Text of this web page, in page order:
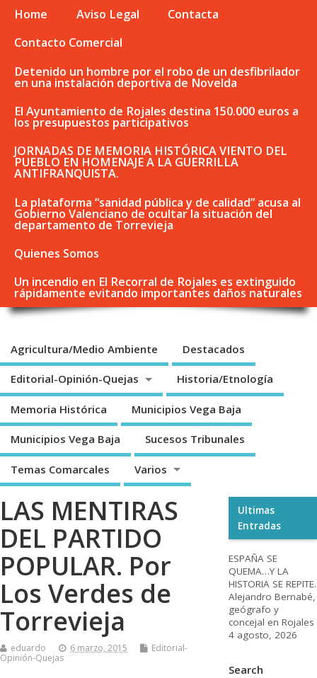
Home Aviso Legal
Contacta
Contacto Comercial
Detenido un hombre por el robo de un desfibrilador
en una instalación deportiva de Novelda
El Ayuntamiento de Rojales destina 150.000 euros a
los presupuestos participativos
JORNADAS DE MEMORIA HISTÓRICA VIENTO DEL
PUEBLO EN HOMENAJE A LA GUERRILLA
ANTIFRANQUISTA.
La plataforma “sanidad pública y de calidad” acusa al
Gobierno Valenciano de ocultar la situación del
departamento de Torrevieja
Quienes Somos
Un incendio en El Recorral de Rojales es extinguido
rápidamente evitando importantes daños naturales
Agricultura/Medio Ambiente Destacados
Editorial-Opinión-Quejas Historia/Etnología
Memoria Histórica Municipios Vega Baja
Municipios Vega Baja Sucesos Tribunales
Temas Comarcales Varios
LAS MENTIRAS
DEL PARTIDO
POPULAR. Por
Los Verdes de
Torrevieja
eduardo 6 marzo, 2015
Editorial-
Opinión-Quejas
Ultimas
Entradas
ESPAÑA SE
QUEMA…Y LA
HISTORIA SE REPITE.
Alejandro Bernabé,
geógrafo y
concejal en Rojales
4 agosto, 2026
Search